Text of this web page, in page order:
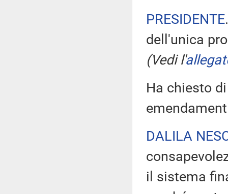
PRESIDENTE
dell'unica
(Vedi l'
Ha chiesto
DALILA
il sistema